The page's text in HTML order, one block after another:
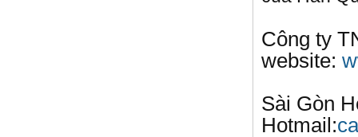
Công ty
website:
Sài Gòn
Hotmail: